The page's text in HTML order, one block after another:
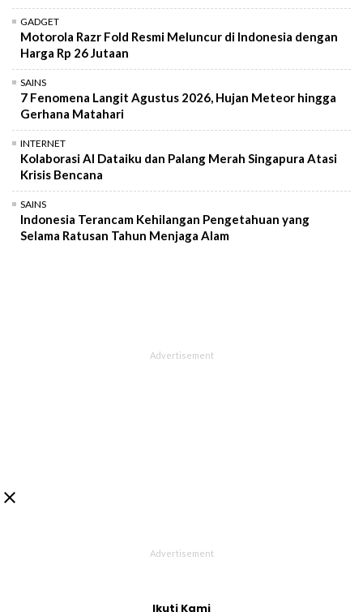
GADGET
Motorola Razr Fold Resmi Meluncur di Indonesia dengan
Harga Rp 26 Jutaan
SAINS
7 Fenomena Langit Agustus 2026, Hujan Meteor hingga
Gerhana Matahari
INTERNET
Kolaborasi AI Dataiku dan Palang Merah Singapura Atasi
Krisis Bencana
SAINS
Indonesia Terancam Kehilangan Pengetahuan yang
Selama Ratusan Tahun Menjaga Alam

Ikuti Kami